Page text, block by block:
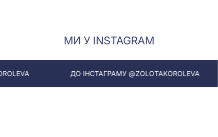
МИ У INSTAGRAM
ДО ІНСТАГРАМУ @ZOLOTAKOROLEVA ДО